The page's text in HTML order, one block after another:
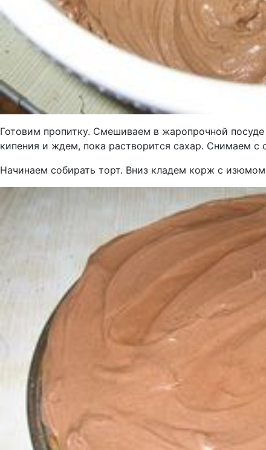
Готовим пропитку. Смешиваем в жаропрочной
кипения и ждем, пока растворится сахар. Снимаем с
Начинаем собирать торт. Вниз кладем корж с